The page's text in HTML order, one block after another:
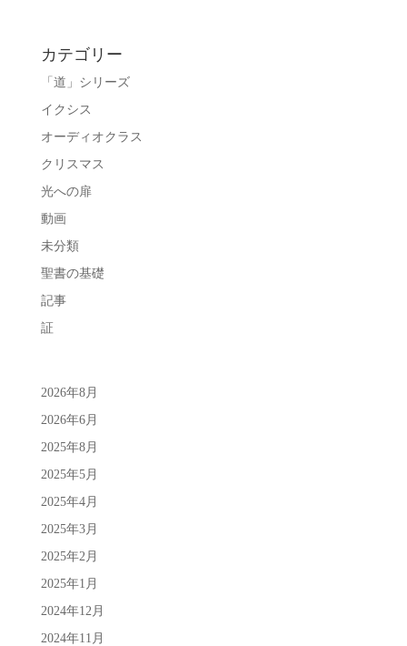
カテゴリー
「道」シリーズ
イクシス
オーディオクラス
クリスマス
光への扉
動画
未分類
聖書の基礎
記事
証
2026年8月
2026年6月
2025年8月
2025年5月
2025年4月
2025年3月
2025年2月
2025年1月
2024年12月
2024年11月